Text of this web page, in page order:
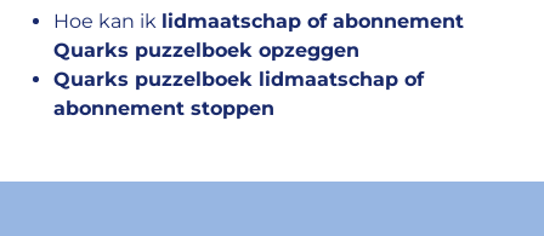
Hoe kan ik lidmaatschap of abonnement
Quarks puzzelboek opzeggen
Quarks puzzelboek lidmaatschap of
abonnement stoppen